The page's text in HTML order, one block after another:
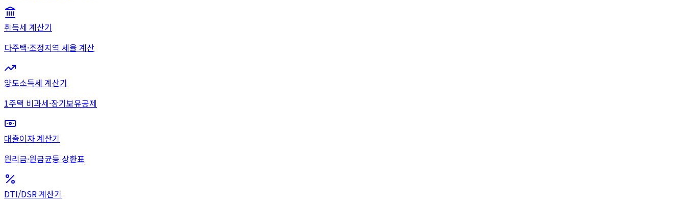
취득세 계산기
다주택·조정지역 세율 계산
양도소득세 계산기
1주택 비과세·장기보유공제
대출이자 계산기
원리금·원금균등 상환표
DTI/DSR 계산기